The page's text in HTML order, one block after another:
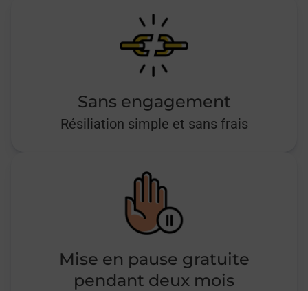
Sans engagement
Résiliation simple et sans frais
Mise en pause gratuite
pendant deux mois